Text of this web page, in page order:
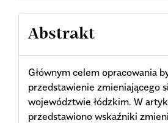
Abstrakt
Głównym celem opracowania
przedstawienie zmieniającego
województwie łódzkim. W
przedstawiono wskaźniki